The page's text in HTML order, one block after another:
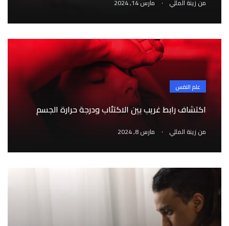
من زينة المللي مارس 14, 2024
علم النفس
اكتشاف رابط غريب بين الاكتئاب ودرجة حرارة الجسم
من زينة المللي . مارس 8, 2024